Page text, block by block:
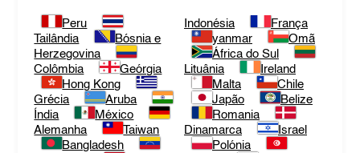
Peru
Tailândia
Bósnia e
Herzegovina
Colômbia
Geórgia
Hong Kong
Grécia
Aruba
Índia
México
Alemanha
Taiwan
Bangladesh
Indonésia
França
yanmar
Omã
África do Sul
Lituânia
Ireland
Malta
Chile
Japão
Belize
Romania
Dinamarca
Israel
Polónia